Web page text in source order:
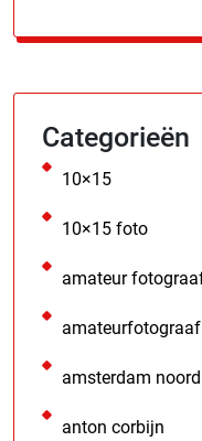
Categorieën
10×15
10×15 foto
amateur
amateurfotograaf
amsterdam noord
anton corbijn